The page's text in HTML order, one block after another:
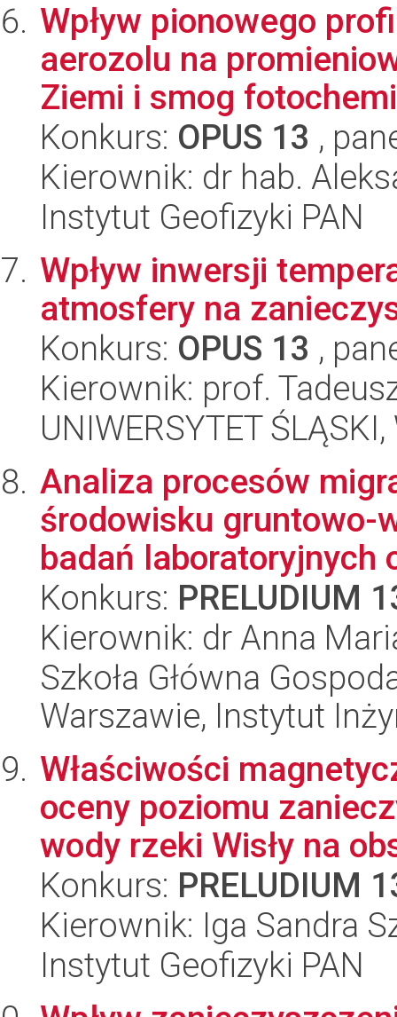
Wpływ pionowego
aerozolu na
Ziemi i smog
Konkurs: OPUS 13 ,
Kierownik: dr hab.
Instytut Geofizyki PAN
Wpływ inwersji
atmosfery na
Konkurs: OPUS 13 ,
Kierownik: prof.
UNIWERSYTET
Analiza procesów
środowisku gruntowo-
badań laboratoryjnych
Konkurs: PRELUDIUM
Kierownik: dr Anna
Szkoła Główna
Warszawie, Instytut
Właściwości
oceny poziomu
wody rzeki Wisły na
Konkurs: PRELUDIUM
Kierownik: Iga Sandra
Instytut Geofizyki PAN